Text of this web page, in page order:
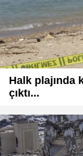
Halk plajında
çıktı...